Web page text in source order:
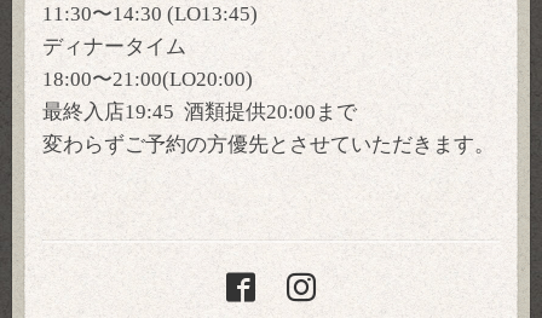
11:30〜14:30 (LO13:45)
ディナータイム
18:00〜21:00(LO20:00)
最終入店19:45 酒類提供20:00まで
変わらずご予約の方優先とさせていただきます。